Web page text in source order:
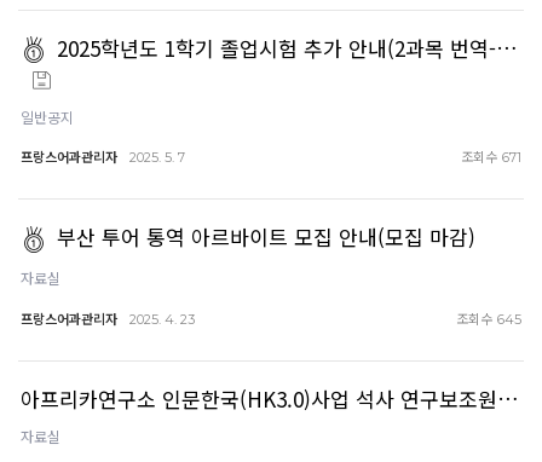
2025학년도 1학기 졸업시험 추가 안내(2과목 번역-…
일반공지
프랑스어과관리자 2025. 5. 7 조회수 671
부산 투어 통역 아르바이트 모집 안내(모집 마감)
자료실
프랑스어과관리자 2025. 4. 23 조회수 645
아프리카연구소 인문한국(HK3.0)사업 석사 연구보조원…
자료실